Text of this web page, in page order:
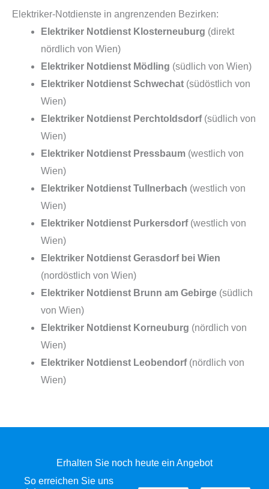
Elektriker-Notdienste in angrenzenden Bezirken:
Elektriker Notdienst Klosterneuburg (direkt
nördlich von Wien)
Elektriker Notdienst Mödling (südlich von Wien)
Elektriker Notdienst Schwechat (südöstlich von
Wien)
Elektriker Notdienst Perchtoldsdorf(südlich von
Wien)
Elektriker Notdienst Pressbaum (westlich von
Wien)
Elektriker Notdienst Tullnerbach (westlich von
Wien)
Elektriker Notdienst Purkersdorf(westlich von
Wien)
Elektriker Notdienst Gerasdorf bei Wien
(nordöstlich von Wien)
Elektriker Notdienst Brunn am Gebirge (südlich
von Wien)
Elektriker Notdienst Korneuburg (nördlich von
Wien)
Elektriker Notdienst Leobendorf(nördlich von
Wien)
Erhalten Sie noch heute ein Angebot
So erreichen Sie uns